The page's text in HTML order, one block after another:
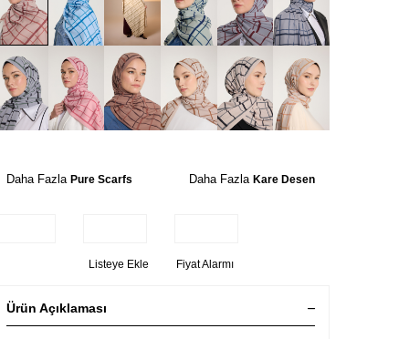
Daha Fazla Pure Scarfs Daha Fazla Kare Desen
Listeye Ekle Fiyat Alarmı
Ürün Açıklaması